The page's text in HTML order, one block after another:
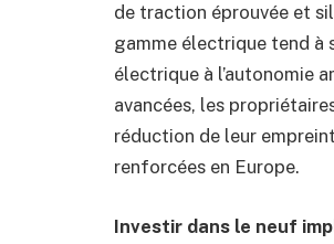
de traction éprouvée et
gamme électrique tend à
électrique à l’autonomie
avancées, les
réduction de leur
renforcées en Europe.
Investir dans le neuf